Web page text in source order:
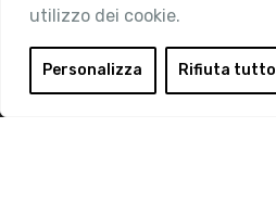
utilizzo dei cookie.
Personalizza Rifiuta tutto
Area Riservata
Login
Diventa Socio